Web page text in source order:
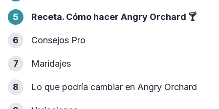
5 Receta. Cómo hacer Angry Orchard 🍸
6 Consejos Pro
7 Maridajes
8 Lo que podría cambiar en Angry Orchard